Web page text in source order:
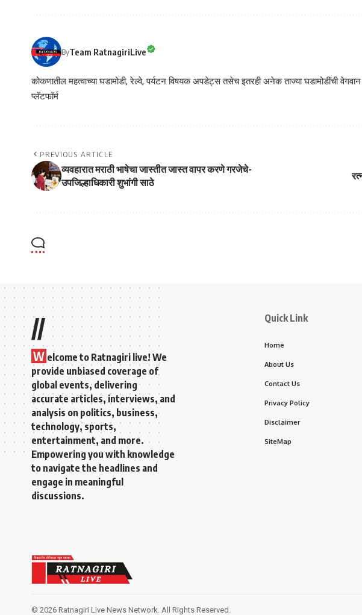
ByTeam RatnagiriLive
कोकणातील महत्वाच्या घडामोडी, रेल्वे, पर्यटन विषयक अपडेट्स तसेच इतरही अनेक ताज्या घडामोडींची वेगवान
प्लॅटफॉर्म
PREVIOUS ARTICLE
व्यवहारात मराठी भाषेचा जास्तीत जास्त वापर करणे गरजेचे-
उपजिल्हाधिकारी शुभांगी साठे
//
W elcome to Ratnagiri live! We
provide unbiased coverage of
global events, delivering
accurate articles, interviews, and
analysis on politics, business,
technology, sports,
entertainment, and more.
Empowering you with knowledge
to navigate the headlines and
engage in meaningful
discussions.
Quick Link
Home
About Us
Contact Us
Privacy Policy
Disclaimer
SiteMap
© 2026 Ratnagiri Live News Network. All Rights Reserved.